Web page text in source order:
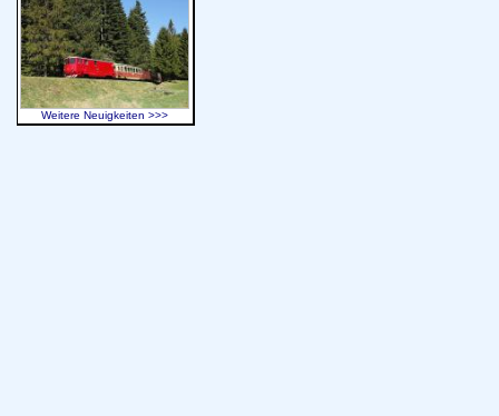
Weitere Neuigkeiten >>>